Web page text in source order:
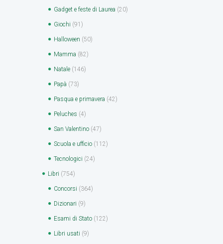
Gadget e feste di Laurea (20)
Giochi (91)
Halloween (50)
Mamma (82)
Natale (146)
Papà (73)
Pasqua e primavera (42)
Peluches (4)
San Valentino (47)
Scuola e ufficio (112)
Tecnologici (24)
Libri (754)
Concorsi (364)
Dizionari (9)
Esami di Stato (122)
Libri usati (9)